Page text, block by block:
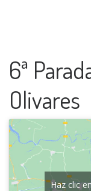
6ª
Olivares
Haz clic